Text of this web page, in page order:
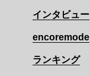
インタビュー
encoremode
ランキング